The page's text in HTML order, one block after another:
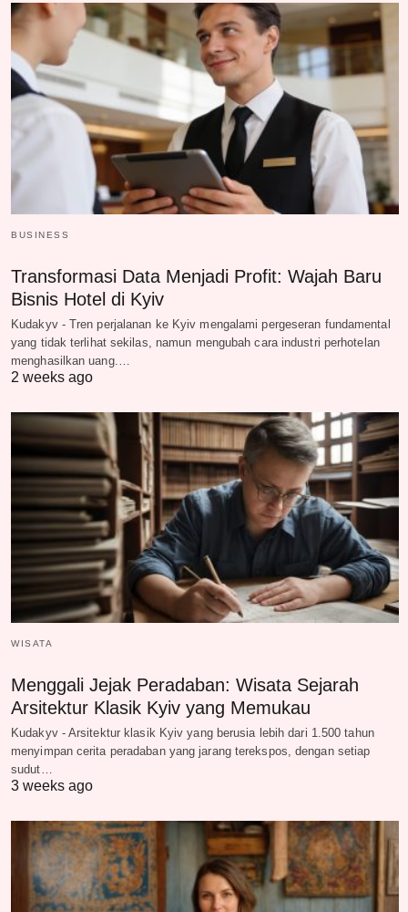
BUSINESS
Transformasi Data Menjadi Profit: Wajah Baru
Bisnis Hotel di Kyiv
Kudakyv - Tren perjalanan ke Kyiv mengalami pergeseran fundamental
yang tidak terlihat sekilas, namun mengubah cara industri perhotelan
menghasilkan uang.…
2 weeks ago
WISATA
Menggali Jejak Peradaban: Wisata Sejarah
Arsitektur Klasik Kyiv yang Memukau
Kudakyv - Arsitektur klasik Kyiv yang berusia lebih dari 1.500 tahun
menyimpan cerita peradaban yang jarang terekspos, dengan setiap
sudut…
3 weeks ago